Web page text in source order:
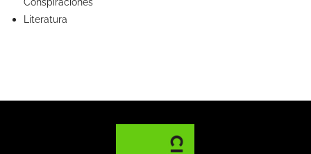
Literatura